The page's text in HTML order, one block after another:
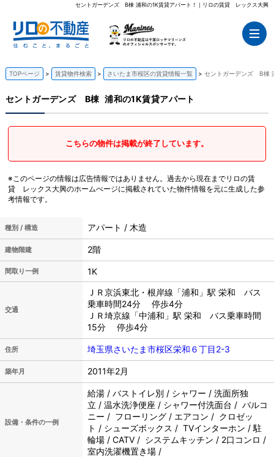
セントガーデンズ B棟 浦和の1K賃貸アパート！｜リロの賃貸 レックス大興
TOPページ 賃貸物件検索 さいたま市桜区の賃貸情報一覧 セントガーデンズ B棟
セントガーデンズ B棟 浦和の1K賃貸アパート
こちらの物件は掲載が終了しています。
※このページの情報は広告情報ではありません。過去から現在までリロの賃
貸 レックス大興のホームぺージに掲載されていた物件情報を元に生成した参
考情報です。
種別 / 構造 アパート / 木造
建物階建 2階
間取り一例 1K
交通
ＪＲ京浜東北・根岸線「浦和」駅 栄和 バス
乗車時間24分 停歩4分
ＪＲ埼京線「中浦和」駅 栄和 バス乗車時間
15分 停歩4分
住所 埼玉県さいたま市桜区栄和６丁目2-3
築年月 2011年2月
設備・条件の一例
給湯 / バストイレ別 / シャワー / 洗面所独
立 / 温水洗浄便座 / シャワー付洗面台 / バルコ
ニー / フローリング / エアコン / クロゼッ
ト / シューズボックス / TVインターホン / 駐
輪場 / CATV / システムキッチン / 2口コンロ /
室内洗濯機置き場 /